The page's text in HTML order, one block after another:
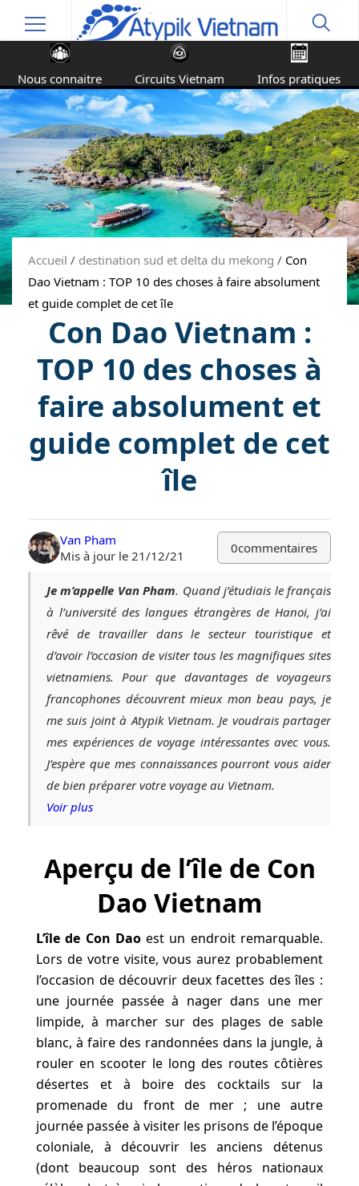
Nous connaitre Circuits Vietnam Infos pratiques
Accueil / destination sud et delta du mekong / Con
Dao Vietnam : TOP 10 des choses à faire absolument
et guide complet de cet île
Con Dao Vietnam :
TOP 10 des choses à
faire absolument et
guide complet de cet
île
Van Pham
Mis à jour le 21/12/21
0commentaires
Je m’appelle Van Pham. Quand j’étudiais le français
à l’université des langues étrangères de Hanoi, j’ai
rêvé de travailler dans le secteur touristique et
d’avoir l’occasion de visiter tous les magnifiques sites
vietnamiens. Pour que davantages de voyageurs
francophones découvrent mieux mon beau pays, je
me suis joint à Atypik Vietnam. Je voudrais partager
mes expériences de voyage intéressantes avec vous.
J’espère que mes connaissances pourront vous aider
de bien préparer votre voyage au Vietnam.
Voir plus
Aperçu de l’île de Con
Dao Vietnam
L’île de Con Daoest un endroit remarquable.
Lors de votre visite, vous aurez probablement
l’occasion de découvrir deux facettes des îles :
une journée passée à nager dans une mer
limpide, à marcher sur des plages de sable
blanc, à faire des randonnées dans la jungle, à
rouler en scooter le long des routes côtières
désertes et à boire des cocktails sur la
promenade du front de mer ; une autre
journée passée à visiter les prisons de l’époque
coloniale, à découvrir les anciens détenus
(dont beaucoup sont des héros nationaux